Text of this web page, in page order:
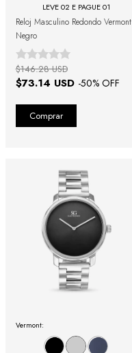
LEVE 02 E PAGUE 01
Reloj Masculino Redondo Vermont
Negro
$73.14 USD -50% OFF
$146.28 USD
Vermont: